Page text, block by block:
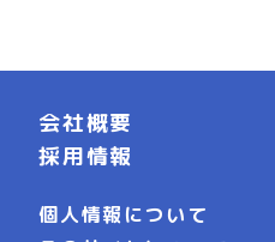
会社概要
採用情報
個人情報について